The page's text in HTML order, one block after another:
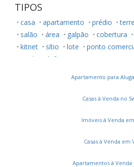
TIPOS
casa apartamento prédio
salão
área galpão cobertura
kitnet
sítio lote ponto
studio
loft
Apartamento para
Casas à Venda no
Imóveis à Venda
Casas à Venda em
Apartamentos à Venda